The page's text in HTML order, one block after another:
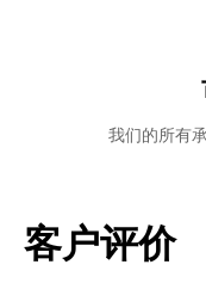
我们的所有
客户评价